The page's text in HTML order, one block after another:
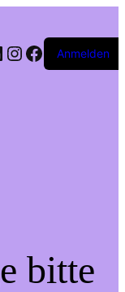
Instagram
Facebook
Anmelden
bitte